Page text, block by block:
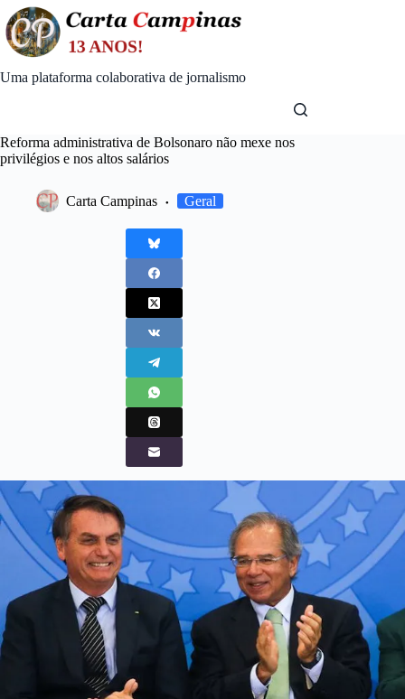
Skip
to
content
Uma plataforma colaborativa de jornalismo
Reforma administrativa de Bolsonaro não mexe nos
privilégios e nos altos salários
Carta Campinas Geral